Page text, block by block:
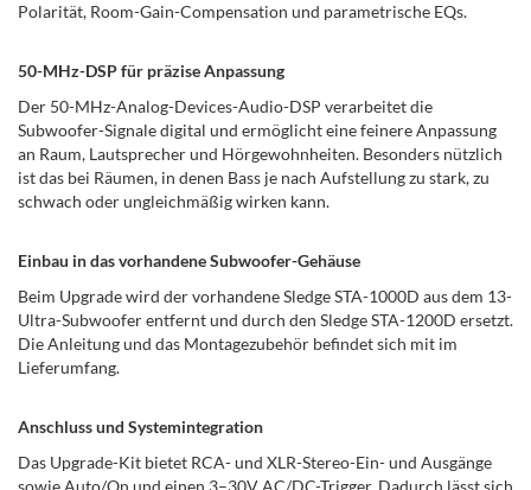
Polarität, Room-Gain-Compensation und parametrische EQs.
50-MHz-DSP für präzise Anpassung
Der 50-MHz-Analog-Devices-Audio-DSP verarbeitet die
Subwoofer-Signale digital und ermöglicht eine feinere Anpassung
an Raum, Lautsprecher und Hörgewohnheiten. Besonders nützlich
ist das bei Räumen, in denen Bass je nach Aufstellung zu stark, zu
schwach oder ungleichmäßig wirken kann.
Einbau in das vorhandene Subwoofer-Gehäuse
Beim Upgrade wird der vorhandene Sledge STA-1000D aus dem 13-
Ultra-Subwoofer entfernt und durch den Sledge STA-1200D ersetzt.
Die Anleitung und das Montagezubehör befindet sich mit im
Lieferumfang.
Anschluss und Systemintegration
Das Upgrade-Kit bietet RCA- und XLR-Stereo-Ein- und Ausgänge